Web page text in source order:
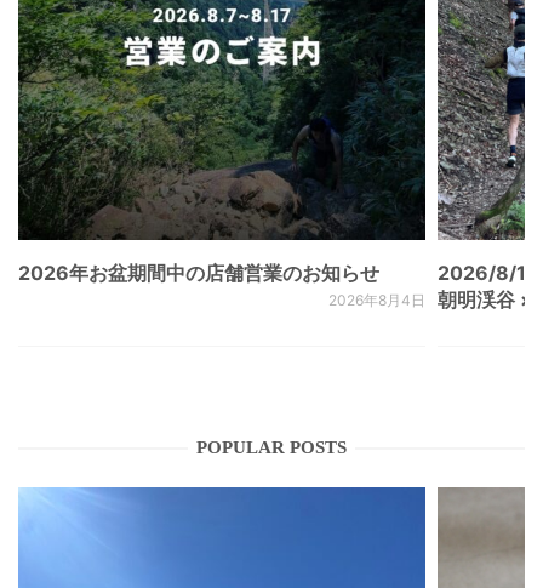
2026年お盆期間中の店舗営業のお知らせ
2026年8月4日
2026/8/
朝明渓谷 ×
POPULAR POSTS